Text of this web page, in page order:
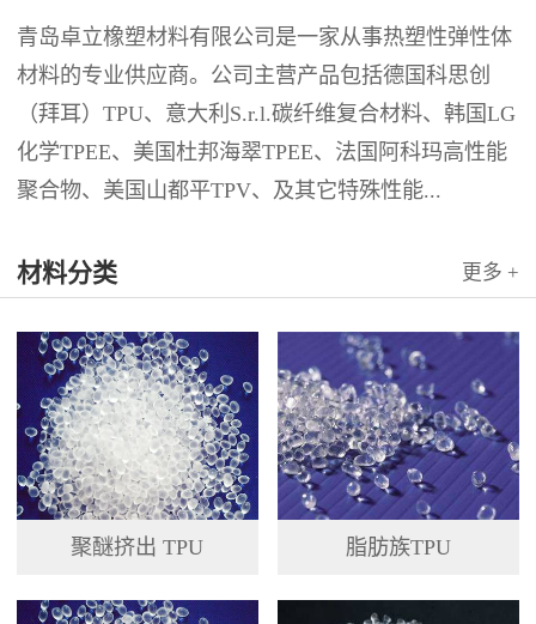
青岛卓立橡塑材料有限公司是一家从事热塑性弹性体
材料的专业供应商。公司主营产品包括德国科思创
（拜耳）TPU、意大利S.r.l.碳纤维复合材料、韩国LG
化学TPEE、美国杜邦海翠TPEE、法国阿科玛高性能
聚合物、美国山都平TPV、及其它特殊性能...
材料分类 更多 +
聚醚挤出 TPU 脂肪族TPU